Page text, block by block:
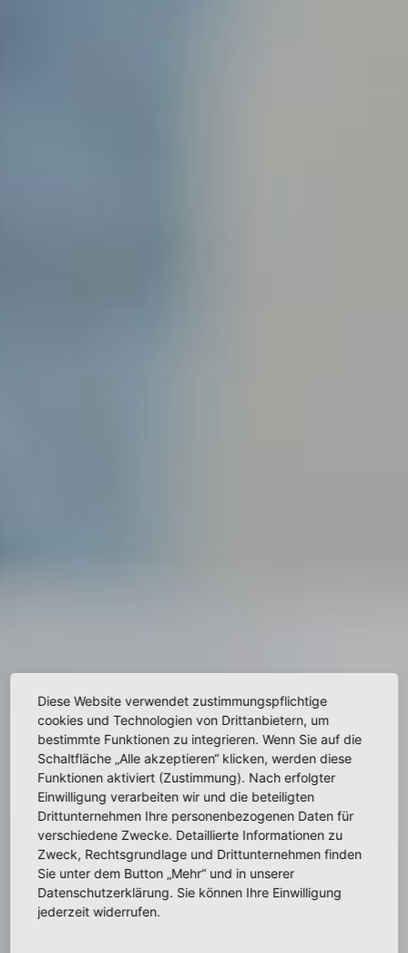
Diese Website verwendet zustimmungspflichtige
cookies und Technologien von Drittanbietern, um
bestimmte Funktionen zu integrieren. Wenn Sie auf die
Schaltfläche „Alle akzeptieren“ klicken, werden diese
Funktionen aktiviert (Zustimmung). Nach erfolgter
Einwilligung verarbeiten wir und die beteiligten
Drittunternehmen Ihre personenbezogenen Daten für
verschiedene Zwecke. Detaillierte Informationen zu
Zweck, Rechtsgrundlage und Drittunternehmen finden
Sie unter dem Button „Mehr“ und in unserer
Datenschutzerklärung. Sie können Ihre Einwilligung
jederzeit widerrufen.